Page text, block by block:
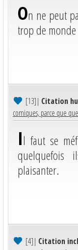
On ne peut
trop de
[13]| Citation
comiques, parce que
Il faut se
quelquefois
plaisanter.
[4]| Citation